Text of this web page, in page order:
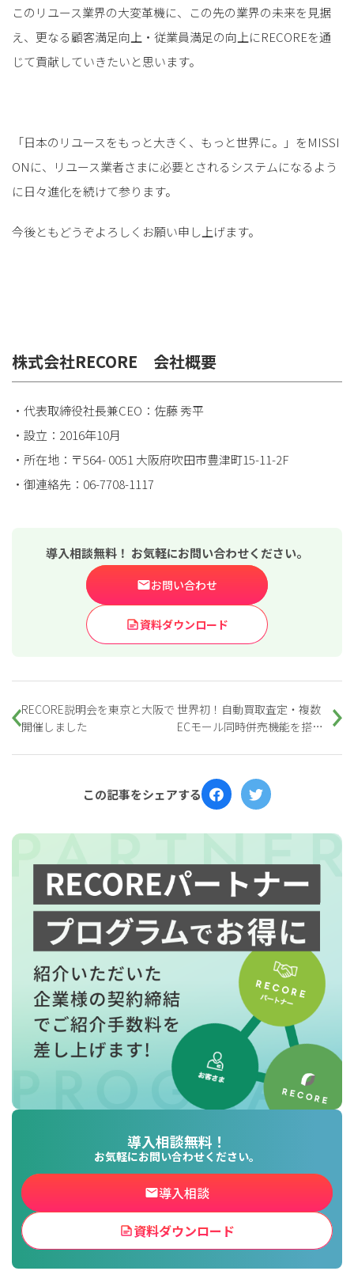
このリユース業界の大変革機に、この先の業界の未来を見据
え、更なる顧客満足向上・従業員満足の向上にRECOREを通
じて貢献していきたいと思います。
「日本のリユースをもっと大きく、もっと世界に。」をMISSI
ONに、リユース業者さまに必要とされるシステムになるよう
に日々進化を続けて参ります。
今後ともどうぞよろしくお願い申し上げます。
株式会社RECORE 会社概要
・代表取締役社長兼CEO：佐藤 秀平
・設立：2016年10月
・所在地：〒564- 0051 大阪府吹田市豊津町15-11-2F
・御連絡先：06-7708-1117
導入相談無料！ お気軽にお問い合わせください。
お問い合わせ
資料ダウンロード
RECORE説明会を東京と大阪で
開催しました
世界初！自動買取査定・複数
ECモール同時併売機能を搭載
ア）」をリリース！
この記事をシェアする
導入相談無料！
お気軽にお問い合わせください。
導入相談
資料ダウンロード